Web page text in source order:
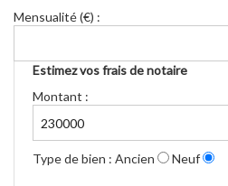
Mensualité (€) :
Estimez vos frais de notaire
Montant :
Type de bien : Ancien Neuf